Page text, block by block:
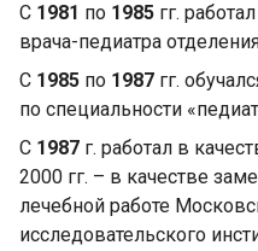
С 1981 по 1985 гг.
врача-педиатра
С 1985 по 1987 гг.
по специальности
С 1987 г. работал в
2000 гг. – в качестве
лечебной работе
исследовательского